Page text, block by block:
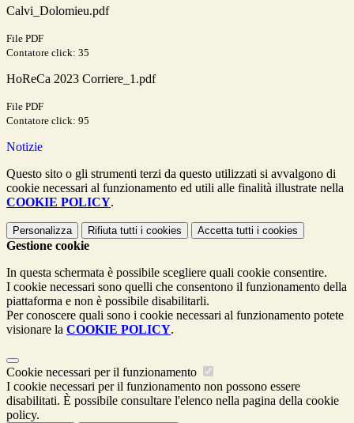
Calvi_Dolomieu.pdf
File PDF
Contatore click: 35
HoReCa 2023 Corriere_1.pdf
File PDF
Contatore click: 95
Notizie
Questo sito o gli strumenti terzi da questo utilizzati si avvalgono di
cookie necessari al funzionamento ed utili alle finalità illustrate nella
COOKIE POLICY.
Personalizza Rifiuta tutti i cookies Accetta tutti i cookies
Gestione cookie
In questa schermata è possibile scegliere quali cookie consentire.
I cookie necessari sono quelli che consentono il funzionamento della
piattaforma e non è possibile disabilitarli.
Per conoscere quali sono i cookie necessari al funzionamento potete
visionare la COOKIE POLICY.
Cookie necessari per il funzionamento
I cookie necessari per il funzionamento non possono essere
disabilitati. È possibile consultare l'elenco nella pagina della cookie
policy.